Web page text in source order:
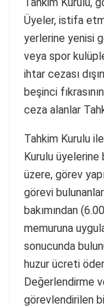
Üyeler, istifa
yerlerine yenisi
veya spor
ihtar cezası
beşinci
ceza alanlar
Tahkim Kurulu
Kurulu
üzere, görev
görevi
bakımından
memuruna
sonucunda
huzur ücreti
Değerlendirme
görevlendirilen